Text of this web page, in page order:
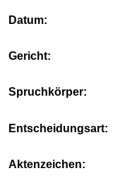
Datum:
Gericht:
Spruchkörper:
Entscheidungsart:
Aktenzeichen: